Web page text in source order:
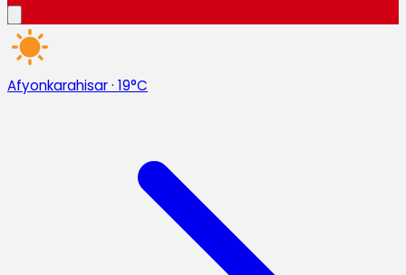
Afyonkarahisar· 19°C